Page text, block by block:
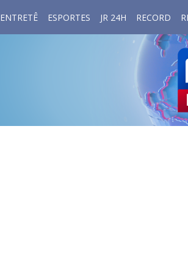
ENTRETÊ ESPORTES JR 24H RECORD